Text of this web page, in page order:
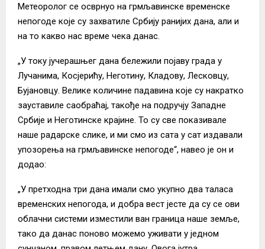
Метеоролог се осврнуо на грмљавинске временске
непогоде које су захватиле Србију ранијих дана, али и
на то какво нас време чека данас.
„У току јучерашњег дана бележили појаву града у
Лучанима, Косјерићу, Неготину, Кладову, Лесковцу,
Бујановцу. Велике количине падавина које су накратко
зауставиле саобраћај, такође на подручју Западне
Србије и Неготинске крајине. То су све показивале
наше радарске слике, и ми смо из сата у сат издавали
упозорења на грмљавинске непогоде“, навео је он и
додао:
„У претходна три дана имали смо укупно два таласа
временских непогода, и добра вест јесте да су се ови
облачни системи изместили ван граница наше земље,
тако да данас поново можемо уживати у једном